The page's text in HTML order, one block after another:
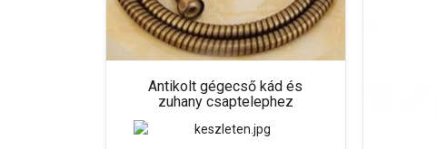
Antikolt gégecső kád és
zuhany csaptelephez